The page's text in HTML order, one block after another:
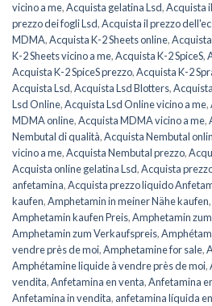
vicino a me,Acquista gelatina Lsd,Acquista
prezzo dei fogli Lsd,Acquista il prezzo
MDMA,Acquista K-2 Sheets online,
K-2 Sheets vicino a me,Acquista K-2 SpiceS,
Acquista K-2 SpiceS prezzo,Acquista K-2
Acquista Lsd,Acquista Lsd Blotters,
Lsd Online,Acquista Lsd Online vicino a me,
MDMA online,Acquista MDMA vicino a me,
Nembutal di qualità,Acquista Nembutal
vicino a me,Acquista Nembutal prezzo,
Acquista online gelatina Lsd,Acquista
anfetamina,Acquista prezzo liquido
kaufen,Amphetamin in meiner Nähe kaufen,
Amphetamin kaufen Preis,Amphetamin
Amphetamin zum Verkaufspreis,
vendre près de moi,Amphetamine for sale,
Amphétamine liquide à vendre près de moi,
vendita,Anfetamina en venta,Anfetamina
Anfetamina in vendita, anfetamina líquida